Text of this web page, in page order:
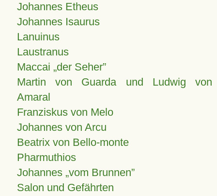
Johannes Etheus
Johannes Isaurus
Lanuinus
Laustranus
Maccai „der Seher”
Martin von Guarda und Ludwig von
Amaral
Franziskus von Melo
Johannes von Arcu
Beatrix von Bello-monte
Pharmuthios
Johannes vom Brunnen
Salon und Gefährten